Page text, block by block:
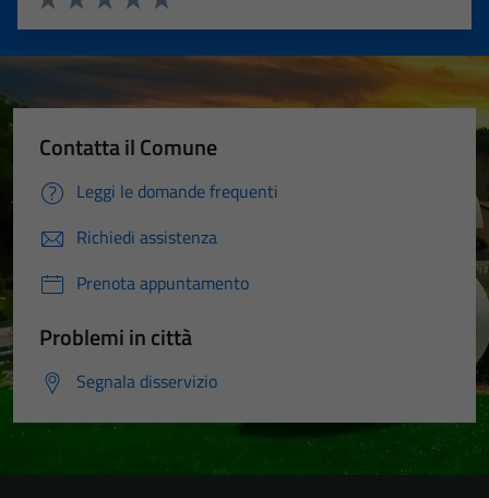
Valuta 5 stelle su 5
Valuta 4 stelle su 5
Valuta 3 stelle su 5
Valuta 2 stelle su 5
Valuta 1 stelle su 5
Contatta il Comune
Leggi le domande frequenti
Richiedi assistenza
Prenota appuntamento
Problemi in città
Segnala disservizio